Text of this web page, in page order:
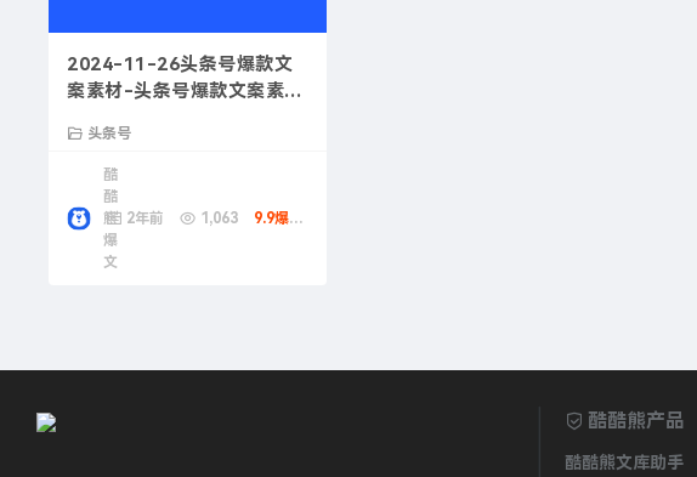
2024-11-26头条号爆款文
案素材-头条号爆款文案素材
头条号
酷
酷
熊
爆
文
2年前 1,063 9.9爆款币
酷酷熊产品
酷酷熊文库助手